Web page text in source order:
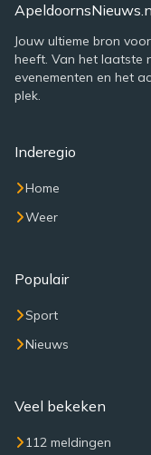
Jouw ultieme bron
heeft. Van het laatste
evenementen en het
plek.
Inderegio
Home
Weer
Populair
Sport
Nieuws
Veel bekeken
112 meldingen